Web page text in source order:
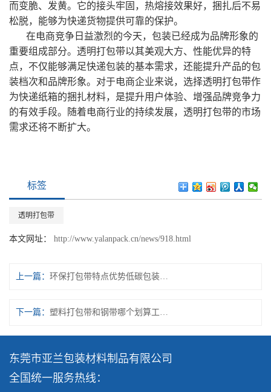
而变脆、发黄。它的接头牢固，热熔接效果好，捆扎后不易
松脱，能够为快递货物提供可靠的保护。
在电商竞争日益激烈的今天，包装已经成为品牌形象的
重要组成部分。透明打包带以其美观大方、性能优异的特
点，不仅能够满足快递包装的基本需求，还能提升产品的包
装档次和品牌形象。对于电商企业来说，选择透明打包带作
为快递纸箱的捆扎材料，是提升用户体验、增强品牌竞争力
的有效手段。随着电商行业的持续发展，透明打包带的市场
需求还将不断扩大。
标签
透明打包带
本文网址： http://www.yalanpack.cn/news/918.html
上一篇： 环保打包带特点优势低碳包装降低企业碳排放
下一篇： 塑料打包带和钢带哪个划算工厂打包成本对比
东莞市亚兰包装材料制品有限公司
全国统一服务热线：